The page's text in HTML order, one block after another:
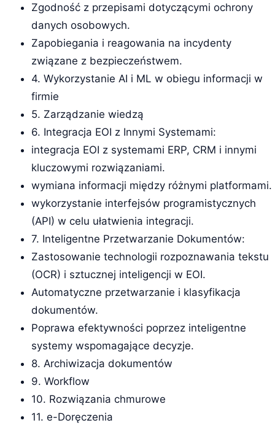
Zgodność z przepisami dotyczącymi ochrony
danych osobowych.
Zapobiegania i reagowania na incydenty
związane z bezpieczeństwem.
4. Wykorzystanie AI i ML w obiegu informacji w
firmie
5. Zarządzanie wiedzą
6. Integracja EOI z Innymi Systemami:
integracja EOI z systemami ERP, CRM i innymi
kluczowymi rozwiązaniami.
wymiana informacji między różnymi platformami.
wykorzystanie interfejsów programistycznych
(API) w celu ułatwienia integracji.
7. Inteligentne Przetwarzanie Dokumentów:
Zastosowanie technologii rozpoznawania tekstu
(OCR) i sztucznej inteligencji w EOI.
Automatyczne przetwarzanie i klasyfikacja
dokumentów.
Poprawa efektywności poprzez inteligentne
systemy wspomagające decyzje.
8. Archiwizacja dokumentów
9. Workflow
10. Rozwiązania chmurowe
11. e-Doręczenia